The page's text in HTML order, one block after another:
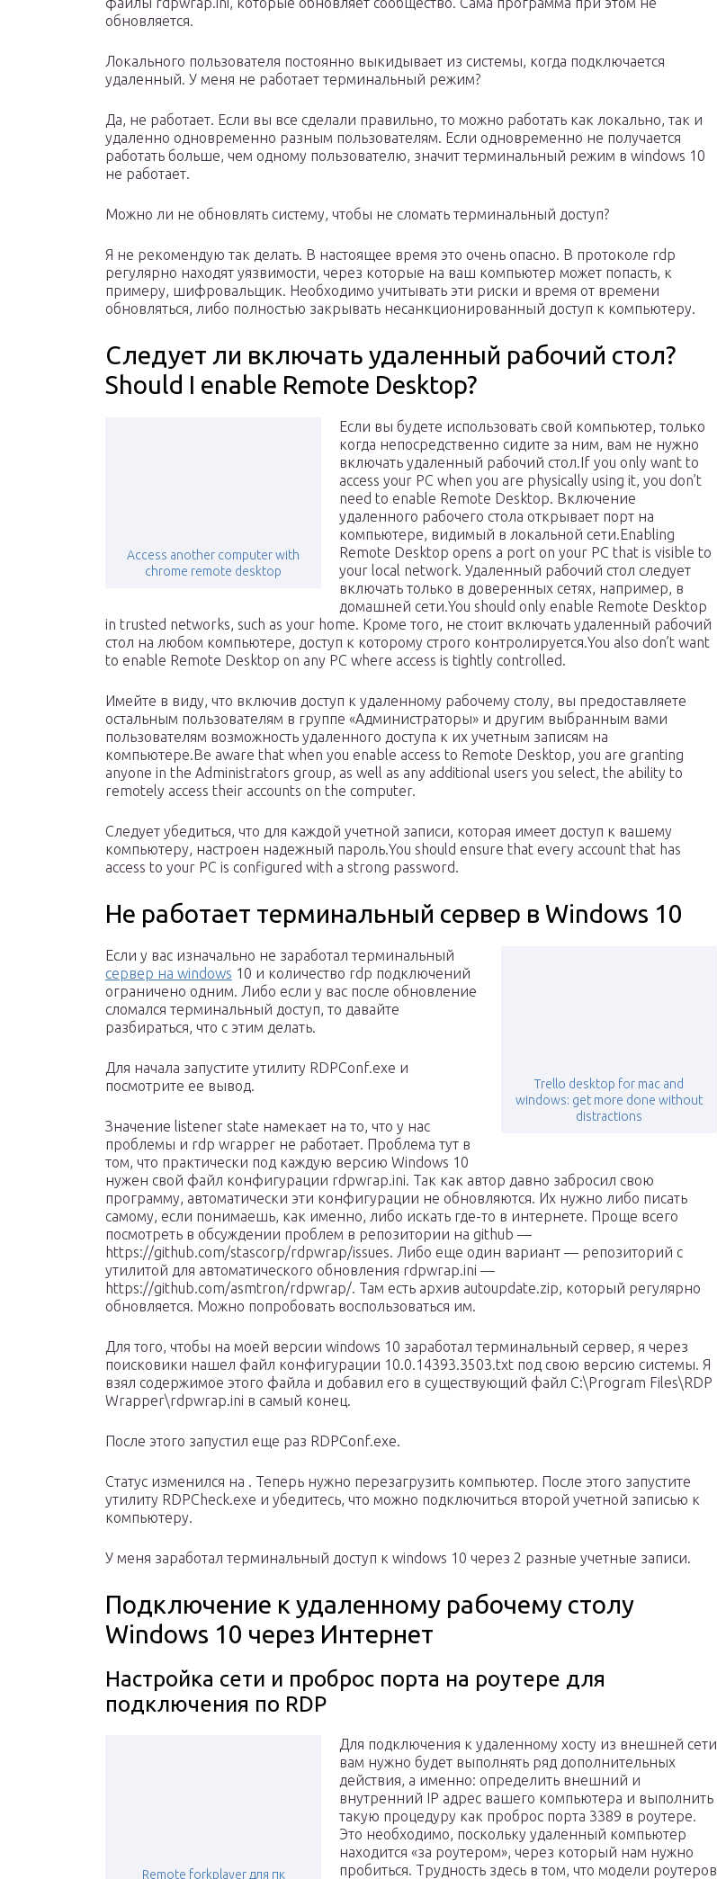
обновляется.
Локального пользователя постоянно выкидывает из системы, когда подключается
удаленный. У меня не работает терминальный режим?
Да, не работает. Если вы все сделали правильно, то можно работать как локально, так и
удаленно одновременно разным пользователям. Если одновременно не получается
работать больше, чем одному пользователю, значит терминальный режим в windows 10
не работает.
Можно ли не обновлять систему, чтобы не сломать терминальный доступ?
Я не рекомендую так делать. В настоящее время это очень опасно. В протоколе rdp
регулярно находят уязвимости, через которые на ваш компьютер может попасть, к
примеру, шифровальщик. Необходимо учитывать эти риски и время от времени
обновляться, либо полностью закрывать несанкционированный доступ к компьютеру.
Следует ли включать удаленный рабочий стол?
Should I enable Remote Desktop?
Access another computer with
chrome remote desktop
Если вы будете использовать свой компьютер, только
когда непосредственно сидите за ним, вам не нужно
включать удаленный рабочий стол.If you only want to
access your PC when you are physically using it, you don’t
need to enable Remote Desktop. Включение
удаленного рабочего стола открывает порт на
компьютере, видимый в локальной сети.Enabling
Remote Desktop opens a port on your PC that is visible to
your local network. Удаленный рабочий стол следует
включать только в доверенных сетях, например, в
домашней сети.You should only enable Remote Desktop
in trusted networks, such as your home. Кроме того, не стоит включать удаленный рабочий
стол на любом компьютере, доступ к которому строго контролируется.You also don’t want
to enable Remote Desktop on any PC where access is tightly controlled.
Имейте в виду, что включив доступ к удаленному рабочему столу, вы предоставляете
остальным пользователям в группе «Администраторы» и другим выбранным вами
пользователям возможность удаленного доступа к их учетным записям на
компьютере.Be aware that when you enable access to Remote Desktop, you are granting
anyone in the Administrators group, as well as any additional users you select, the ability to
remotely access their accounts on the computer.
Следует убедиться, что для каждой учетной записи, которая имеет доступ к вашему
компьютеру, настроен надежный пароль.You should ensure that every account that has
access to your PC is configured with a strong password.
Не работает терминальный сервер в Windows 10
Trello desktop for mac and
windows: get more done without
distractions
Если у вас изначально не заработал терминальный
сервер на windows 10 и количество rdp подключений
ограничено одним. Либо если у вас после обновление
сломался терминальный доступ, то давайте
разбираться, что с этим делать.
Для начала запустите утилиту RDPConf.exe и
посмотрите ее вывод.
Значение listener state намекает на то, что у нас
проблемы и rdp wrapper не работает. Проблема тут в
том, что практически под каждую версию Windows 10
нужен свой файл конфигурации rdpwrap.ini. Так как автор давно забросил свою
программу, автоматически эти конфигурации не обновляются. Их нужно либо писать
самому, если понимаешь, как именно, либо искать где-то в интернете. Проще всего
посмотреть в обсуждении проблем в репозитории на github —
https://github.com/stascorp/rdpwrap/issues. Либо еще один вариант — репозиторий с
утилитой для автоматического обновления rdpwrap.ini —
https://github.com/asmtron/rdpwrap/. Там есть архив autoupdate.zip, который регулярно
обновляется. Можно попробовать воспользоваться им.
Для того, чтобы на моей версии windows 10 заработал терминальный сервер, я через
поисковики нашел файл конфигурации 10.0.14393.3503.txt под свою версию системы. Я
взял содержимое этого файла и добавил его в существующий файл C:\Program Files\RDP
Wrapper\rdpwrap.ini в самый конец.
После этого запустил еще раз RDPConf.exe.
Статус изменился на . Теперь нужно перезагрузить компьютер. После этого запустите
утилиту RDPCheck.exe и убедитесь, что можно подключиться второй учетной записью к
компьютеру.
У меня заработал терминальный доступ к windows 10 через 2 разные учетные записи.
Подключение к удаленному рабочему столу
Windows 10 через Интернет
Настройка сети и проброс порта на роутере для
подключения по RDP
Remote forkplayer для пк
Для подключения к удаленному хосту из внешней сети
вам нужно будет выполнять ряд дополнительных
действия, а именно: определить внешний и
внутренний IP адрес вашего компьютера и выполнить
такую процедуру как проброс порта 3389 в роутере.
Это необходимо, поскольку удаленный компьютер
находится «за роутером», через который нам нужно
пробиться. Трудность здесь в том, что модели роутеров